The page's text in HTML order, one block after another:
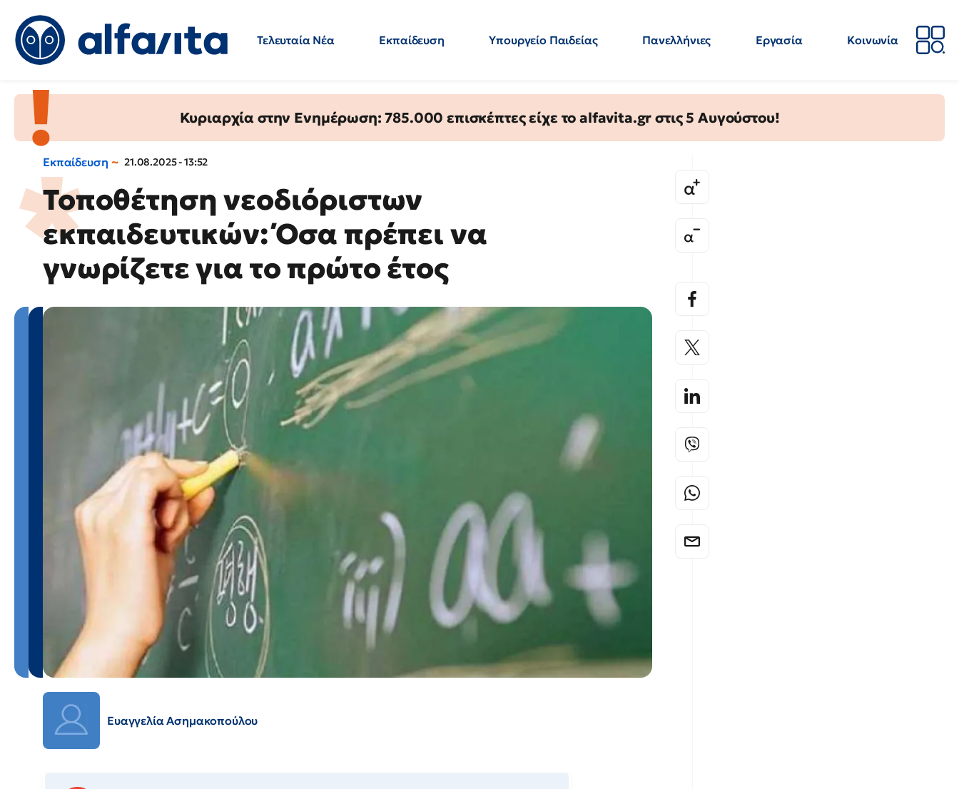
Τελευταία Νέα Εκπαίδευση Υπουργείο Παιδείας Πανελλήνιες Εργασία
Κοινωνία
Κυριαρχία στην Ενημέρωση: 785.000 επισκέπτες είχε το alfavita.gr στις 5 Αυγούστου!
Εκπαίδευση 21.08.2025 - 13:52
Τοποθέτηση νεοδιόριστων
εκπαιδευτικών: Όσα πρέπει να
γνωρίζετε για το πρώτο έτος
Ευαγγελία Ασημακοπούλου